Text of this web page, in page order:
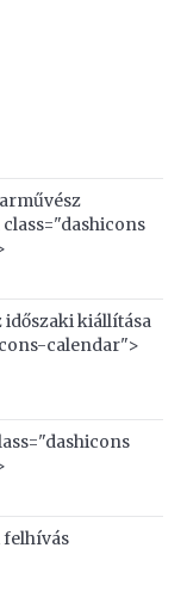
időszaki kiállítása
calendar">
felhívás